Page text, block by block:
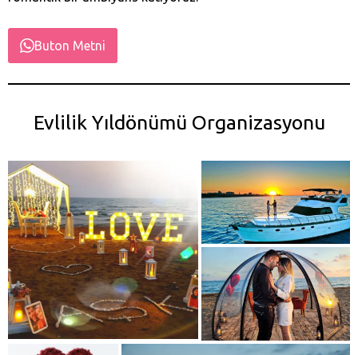
Buton Metni
Evlilik Yıldönümü Organizasyonu